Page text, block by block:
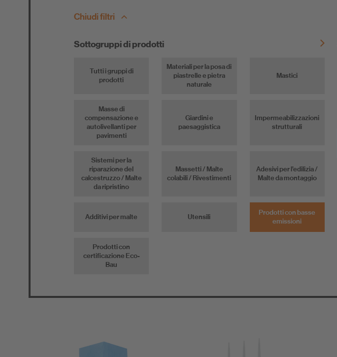
Chiudi filtri
Sottogruppi di prodotti
Tutti i gruppi di
prodotti
Materiali per la posa di
piastrelle e pietra
naturale
Mastici
Masse di
compensazione e
autolivellanti per
pavimenti
Giardini e
paesaggistica
Impermeabilizzazioni
strutturali
Sistemi per la
riparazione del
calcestruzzo / Malte
da ripristino
Massetti / Malte
colabili / Rivestimenti
Adesivi per l’edilizia /
Malte da montaggio
Additivi per malte Utensili
Prodotti con basse
emissioni
Prodotti con
certificazione Eco-
Bau